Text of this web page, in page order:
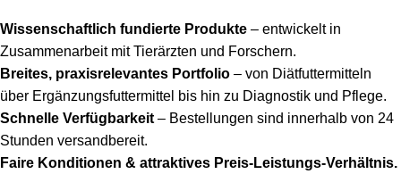
Wissenschaftlich fundierte Produkte – entwickelt in
Zusammenarbeit mit Tierärzten und Forschern.
Breites, praxisrelevantes Portfolio – von Diätfuttermitteln
über Ergänzungsfuttermittel bis hin zu Diagnostik und Pflege.
Schnelle Verfügbarkeit – Bestellungen sind innerhalb von 24
Stunden versandbereit.
Faire Konditionen & attraktives Preis-Leistungs-Verhältnis.